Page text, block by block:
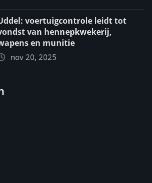
voertuigcontrole leidt tot
van hennepkwekerij,
en munitie
nov 20, 2025